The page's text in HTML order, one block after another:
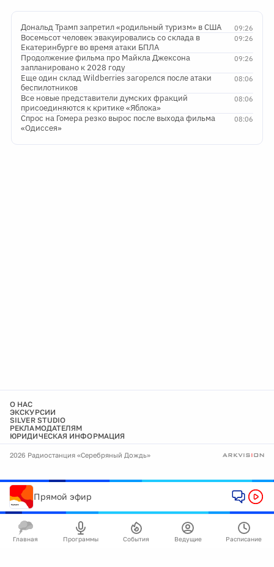
09:26
Дональд Трамп запретил «родильный туризм» в США
09:26
Восемьсот человек эвакуировались со склада в
Екатеринбурге во время атаки БПЛА
09:26
Продолжение фильма про Майкла Джексона
запланировано к 2028 году
08:06
Еще один склад Wildberries загорелся после атаки
беспилотников
08:06
Все новые представители думских фракций
присоединяются к критике «Яблока»
08:06
Спрос на Гомера резко вырос после выхода фильма
«Одиссея»
О НАС
ЭКСКУРСИИ
SILVER STUDIO
РЕКЛАМОДАТЕЛЯМ
ЮРИДИЧЕСКАЯ ИНФОРМАЦИЯ
2026 Радиостанция «Серебряный Дождь»
Прямой эфир
Главная Программы События Ведущие Расписание